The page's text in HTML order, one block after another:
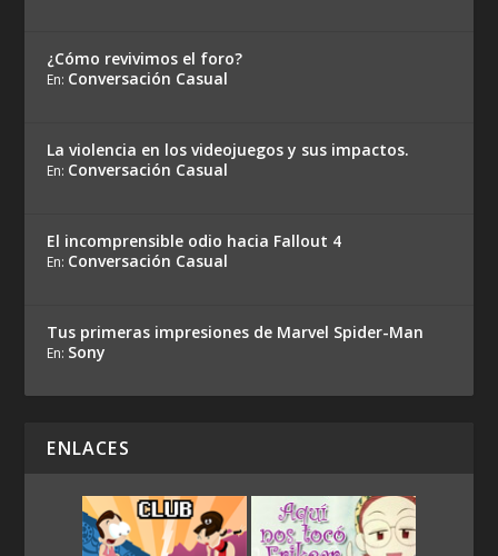
¿Cómo revivimos el foro?
En: Conversación Casual
La violencia en los videojuegos y sus impactos.
En: Conversación Casual
El incomprensible odio hacia Fallout 4
En: Conversación Casual
Tus primeras impresiones de Marvel Spider-Man
En: Sony
ENLACES